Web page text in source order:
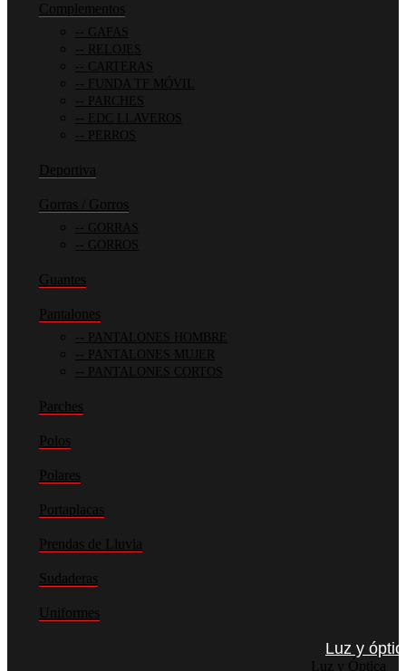
Complementos
GAFAS
RELOJES
CARTERAS
FUNDA TF MÓVIL
PARCHES
EDC LLAVEROS
PERROS
Deportiva
Gorras / Gorros
GORRAS
GORROS
Guantes
Pantalones
PANTALONES HOMBRE
PANTALONES MUJER
PANTALONES CORTOS
Parches
Polos
Polares
Portaplacas
Prendas de Lluvia
Sudaderas
Uniformes
Luz y
Luz y Óptica